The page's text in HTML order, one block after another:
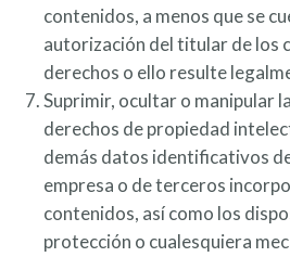
contenidos, a menos que se
autorización del titular de los
derechos o ello resulte
Suprimir, ocultar o manipular
derechos de propiedad
demás datos identificativos
empresa o de terceros
contenidos, así como los
protección o cualesquiera